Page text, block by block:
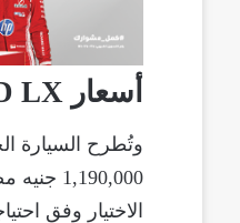
أسعار EXEED LX
الاختيار وفق